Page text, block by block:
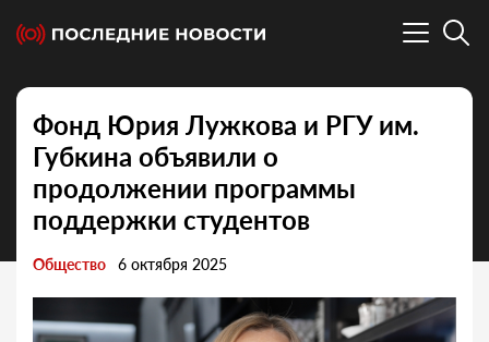
Фонд Юрия Лужкова и РГУ им.
Губкина объявили о
продолжении программы
поддержки студентов
Общество 6 октября 2025